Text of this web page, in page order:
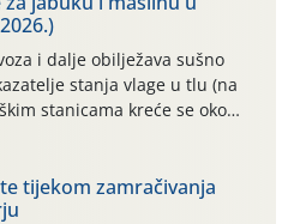
temp. […]
i dalje obilježava sušno
stanja vlage u tlu (na
stanicama kreće se oko
200) jabuke se još i dobro,
ne umanjuje dugoročni
biljke, koji, ako se on ponavlja
tijekom zamračivanja